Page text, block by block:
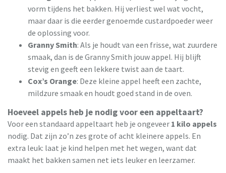
vorm tijdens het bakken. Hij verliest wel wat vocht,
maar daar is die eerder genoemde custardpoeder weer
de oplossing voor.
Granny Smith: Als je houdt van een frisse, wat zuurdere
smaak, dan is de Granny Smith jouw appel. Hij blijft
stevig en geeft een lekkere twist aan de taart.
Cox’s Orange: Deze kleine appel heeft een zachte,
mildzure smaak en houdt goed stand in de oven.
Hoeveel appels heb je nodig voor een appeltaart?
Voor een standaard appeltaart heb je ongeveer 1 kilo appels
nodig. Dat zijn zo’n zes grote of acht kleinere appels. En
extra leuk: laat je kind helpen met het wegen, want dat
maakt het bakken samen net iets leuker en leerzamer.